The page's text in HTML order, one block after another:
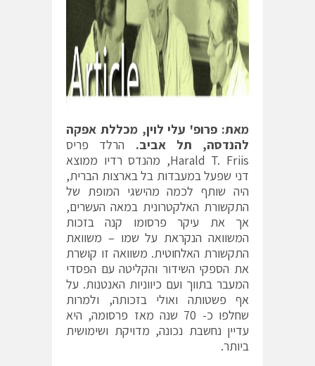
מאת: פרופ' עלי לוין, מכללת אפקה
להנדסה, תל אביב. הרלד פריס
Harald T. Friis, מהנדס רדיו ממוצא
דני שפעל במעבדות בל בארצות הברית,
היה שותף לכמה מהישגי המופת של
התקשורת האלקטרונית במאה העשרים,
אך את עיקר פרסומו קנה בזכות
המשוואה הנקראת על שמו – משוואת
התקשורת האלחוטית. משוואה זו קושרת
את הספקי השידור והקליטה עם הפסדי
המעבר בתווך ועם כיווניות האנטנות. על
אף פשטותה ואולי בזכותה, ולמרות
שחלפו כ- 70 שנה מאז פרסומה, היא
עדיין נחשבת נכונה, מדויקת ושימושית
ביותר.